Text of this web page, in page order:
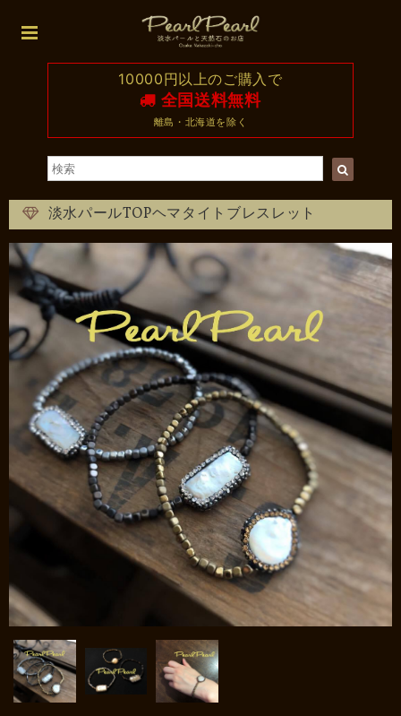
10000円以上のご購入で
全国送料無料
離島・北海道を除く
淡水パールTOPヘマタイトブレスレット